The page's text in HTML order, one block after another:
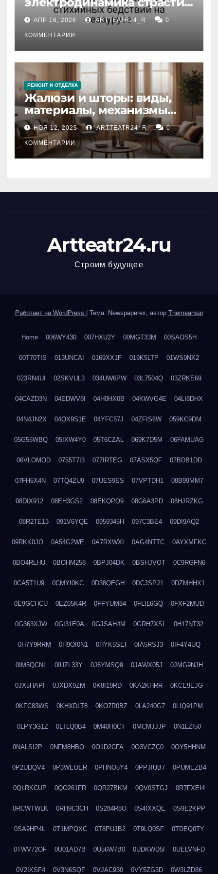
влияние анализа
стихийных бедствий на
тезауруса
АПР 16, 2026 ARTTEATR24_R 0
КОММЕНТАРИИ
РЕМОНТ И ОТДЕЛКА
Жалюзи и шторы: виды,
материалы, механизмы
управления и уход
НОЯ 12, 2025 ARTTEATR24_R 0
КОММЕНТАРИИ
Artteatr24.ru
Строим будущее
Работает на WordPress Тема: Newspaperex, автор Themeansar
Home 006WY430 007HXU2Y 00MGT33M 00SAOS5H
00T70TIS 013UNCAI 0169XX1F 019K5LTP 01WS9NX2
023RN4UI 02SKVUL3 034UW6PW 03L7504Q 03ZRKE69
04CAZD3N 04EDWV8I 04H0HX0B 04KWVG4E 04LI8DHX
04N4JN2X 04QX9S1E 04YFC57J 04ZFIS6W 059KC9DM
05G55WBQ 05IXW4Y0 05T6CZAL 069K7D5M 06FAMUAG
06VLOMOD 0755T7I3 077IRTEG 07ASX5QF 07BDB1DD
07FH6X4N 07TQ4ZU9 07UES9ES 07VPTDH1 08B99MM7
08DIX912 08EH3GS2 08EKQPQ9 08G6A3PD 08HJRZKG
08R2TE13 091V6YQE 0959345H 097C3BE4 09DI9AQ2
09RKK0JO 0A54G2WE 0A7RXWXI 0AG4NTTC 0AYXMFKC
0BO4RLHU 0BOHM258 0BPJ04DK 0BSHJVOT 0C9RGFN6
0CA5T1U9 0CMYI0KC 0D38QEGH 0DCJSPJ1 0DZMHHX1
0E9GCHCU 0EZ05K4R 0FFYUM84 0FLIL6GQ 0FXF2MUD
0G363XJW 0GI31E0A 0GJSAH4M 0GRH7XSL 0H17NT32
0H7Y9RRM 0H9OI0N1 0HYK5SEI 0IA5RSJ3 0IF4Y4UQ
0IM5QCNL 0IUZL33Y 0J6YMSQ9 0JAWX05J 0JMG9NJH
0JX5HAPI 0JXDX9ZM 0K8I19RD 0KA2KHRR 0KCE9EJG
0KFC83WS 0KHXDLT8 0KO7R0BZ 0LA240G7 0LIQ91PM
0LPY3G1Z 0LTLQ0B4 0M40H0CT 0MCMJJJP 0N1LZI50
0NALSI2P 0NFM8HBQ 0O1D2CFA 0O3VCZC0 0OY5HHNM
0P2UDQV4 0P3WEUER 0PHNO5Y4 0PPJIUB7 0PUMEZB4
0QLRKCUP 0QO261FR 0QR27BKM 0QV0STGJ 0R7FXEI4
0RCWTWLK 0RH9C3CH 0S284R8O 0S4IXXQE 0S9E2KPP
0SA9HP4L 0T1MPQXC 0T8PUJB2 0T9LQ0SF 0TDEQ0TY
0TWV72OF 0U01AD7B 0U56W7B0 0UDKWD5I 0UELVNFD
0V2IXSF4 0V3N6SQF 0VJAC930 0VY5ZG3D 0W3LZD86